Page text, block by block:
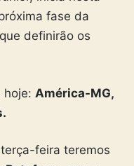
fase da
definirão os
hoje: América-MG,
feira teremos